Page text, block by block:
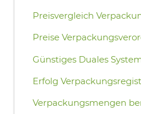
Preisvergleich
Preise
Günstiges Duales
Erfolg
Verpackungsmengen